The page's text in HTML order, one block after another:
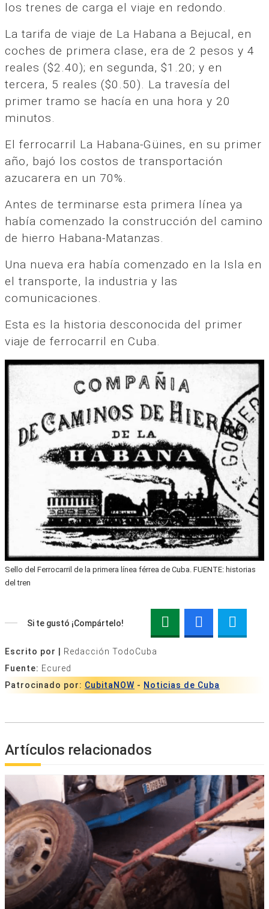
los trenes de carga el viaje en redondo.
La tarifa de viaje de La Habana a Bejucal, en
coches de primera clase, era de 2 pesos y 4
reales ($2.40); en segunda, $1.20; y en
tercera, 5 reales ($0.50). La travesía del
primer tramo se hacía en una hora y 20
minutos.
El ferrocarril La Habana-Güines, en su primer
año, bajó los costos de transportación
azucarera en un 70%.
Antes de terminarse esta primera línea ya
había comenzado la construcción del camino
de hierro Habana-Matanzas.
Una nueva era había comenzado en la Isla en
el transporte, la industria y las
comunicaciones.
Esta es la historia desconocida del primer
viaje de ferrocarril en Cuba.
Sello del Ferrocarril de la primera línea férrea de Cuba. FUENTE: historias
del tren
Si te gustó ¡Compártelo!
Escrito por | Redacción TodoCuba
Fuente: Ecured
Patrocinado por: CubitaNOW - Noticias de Cuba
Artículos relacionados